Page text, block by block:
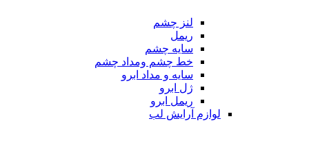
لنز چشم
ریمل
سایه چشم
خط چشم ومداد چشم
سایه و مداد ابرو
ژل ابرو
ریمل ابرو
لوازم آرایش لب